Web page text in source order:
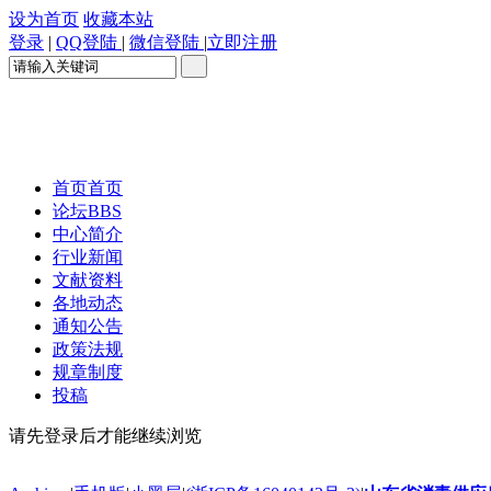
设为首页 收藏本站
登录 | QQ登陆 | 微信登陆 |立即注册
首页首页
论坛BBS
中心简介
行业新闻
文献资料
各地动态
通知公告
政策法规
规章制度
投稿
请先登录后才能继续浏览